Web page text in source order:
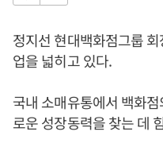
정지선 현대백화점그룹
업을 넓히고 있다.
국내 소매유통에서 백화
로운 성장동력을 찾는 데